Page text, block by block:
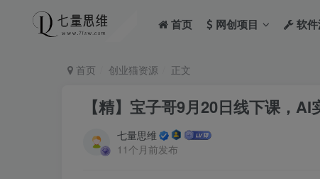
首页 网创项目 软
首页 创业猫资源 正文
【精】宝子哥9月20日线下课，
七量思维
11个月前发布